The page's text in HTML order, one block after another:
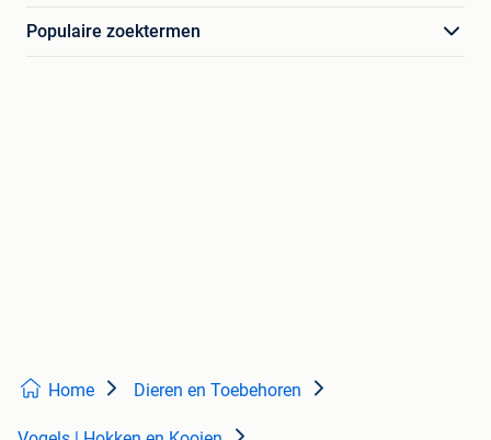
Populaire zoektermen
Home Dieren en Toebehoren